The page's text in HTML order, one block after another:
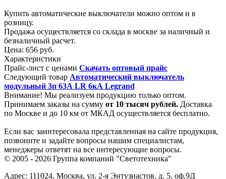
Купить автоматические выключатели можно оптом и в
розницу.
Продажа осуществляется со склада в москве за наличный и
безналичный расчет.
Цена: 656 руб.
Характеристики
Прайс-лист с ценами Скачать оптовый прайс
Следующий товар Автоматический выключатель
модульный 3п 63А LR 6кА Legrand
Внимание! Мы реализуем продукцию только оптом.
Принимаем заказы на сумму от 10 тысяч рублей. Доставка
по Москве и до 10 км от МКАД осуществляется бесплатно.
Если вас заинтересовала представленная на сайте продукция,
позвоните и задайте вопросы нашим специалистам,
менеджеры ответят на все интересующие вопросы.
© 2005 - 2026 Группа компаний "Светотехника"
Адрес: 111024, Москва, ул. 2-я Энтузиастов, д. 5, оф.9Д